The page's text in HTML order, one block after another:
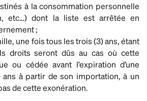
à la consommation personnelle
etc…) dont la liste est arrêtée en
;
une fois tous les trois (3) ans, étant
droits seront dûs au cas où cette
ou cédée avant l’expiration d’une
à partir de son importation, à un
de cette exonération.